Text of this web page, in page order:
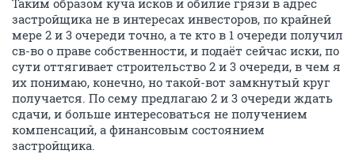
Таким образом куча исков и обилие грязи в адрес
застройщика не в интересах инвесторов, по крайней
мере 2 и 3 очереди точно, а те кто в 1 очереди получил
св-во о праве собственности, и подаёт сейчас иски, по
сути оттягивает строительство 2 и 3 очереди, в чем я
их понимаю, конечно, но такой-вот замкнутый круг
получается. По сему предлагаю 2 и 3 очереди ждать
сдачи, и больше интересоваться не получением
компенсаций, а финансовым состоянием
застройщика.